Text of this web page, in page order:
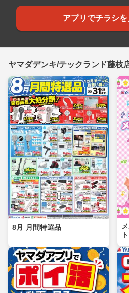
アプリでチラシ
ヤマダデンキ/テックランド藤枝
8月 月間特選品